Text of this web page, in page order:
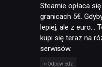
Steamie opłaca
granicach 5€.
lepiej, ale z euro…
kupi się teraz na
serwisów.
Odpowiedz